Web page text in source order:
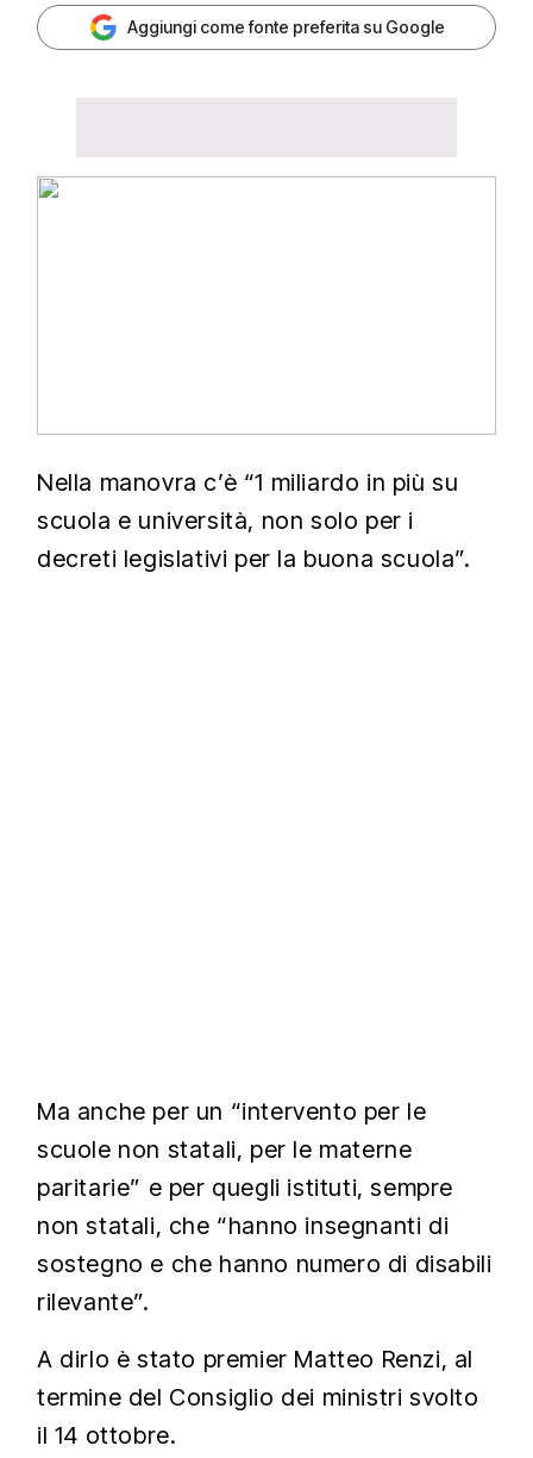
Aggiungi come fonte preferita su Google
Nella manovra c’è “1 miliardo in più su
scuola e università, non solo per i
decreti legislativi per la buona scuola”.
Ma anche per un “intervento per le
scuole non statali, per le materne
paritarie” e per quegli istituti, sempre
non statali, che “hanno insegnanti di
sostegno e che hanno numero di disabili
rilevante”.
A dirlo è stato premier Matteo Renzi, al
termine del Consiglio dei ministri svolto
il 14 ottobre.